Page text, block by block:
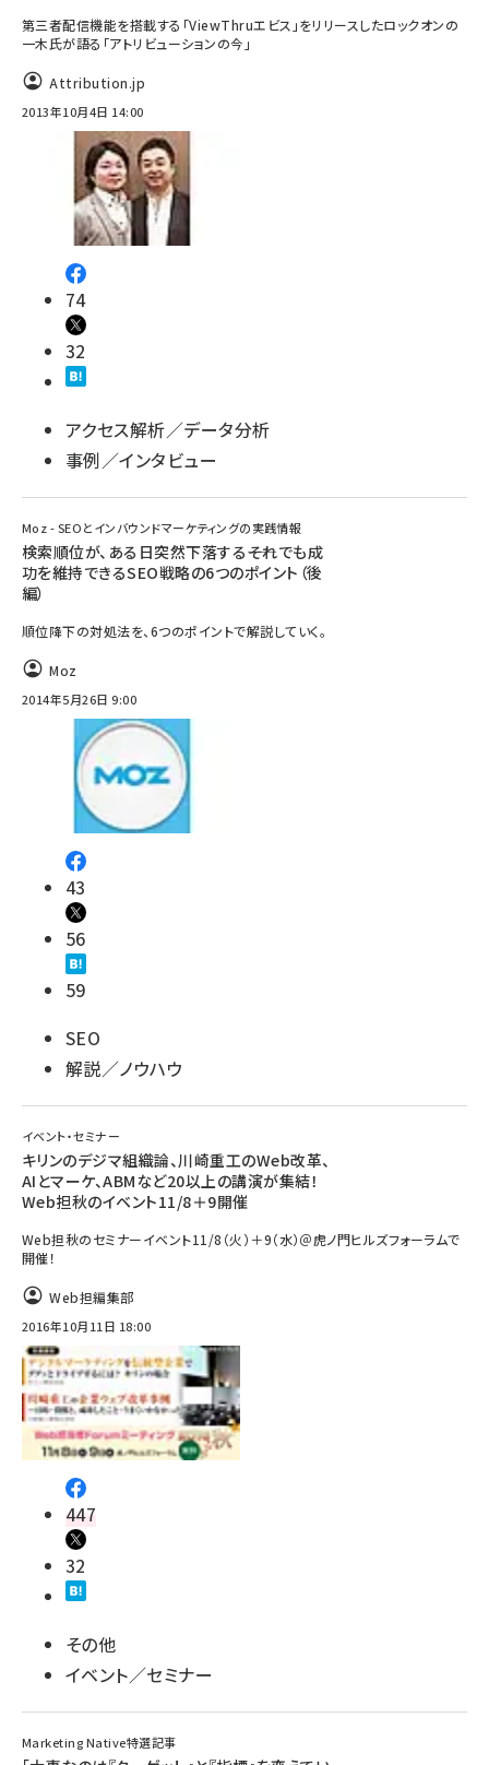
第三者配信機能を搭載する「ViewThruエビス」をリリースしたロックオンの
一木氏が語る「アトリビューションの今」
Attribution.jp
2013年10月4日 14:00
74
32
アクセス解析／データ分析
事例／インタビュー
Moz - SEOとインバウンドマーケティングの実践情報
検索順位が、ある日突然下落する――それでも成
功を維持できるSEO戦略の6つのポイント（後
編）
順位降下の対処法を、6つのポイントで解説していく。
Moz
2014年5月26日 9:00
43
56
59
SEO
解説／ノウハウ
イベント・セミナー
キリンのデジマ組織論、川崎重工のWeb改革、
AIとマーケ、ABMなど20以上の講演が集結！
Web担秋のイベント11/8＋9開催
Web担秋のセミナーイベント11/8（火）＋9（水）＠虎ノ門ヒルズフォーラムで
開催！
Web担編集部
2016年10月11日 18:00
447
32
その他
イベント／セミナー
Marketing Native特選記事